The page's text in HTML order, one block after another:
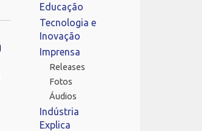
Educação
Tecnologia e
Inovação
Imprensa
Releases
Fotos
Áudios
Indústria
Explica